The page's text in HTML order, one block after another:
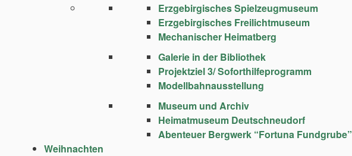
Erzgebirgisches Spielzeugmuseum
Erzgebirgisches Freilichtmuseum
Mechanischer Heimatberg
Galerie in der Bibliothek
Projektziel 3/ Soforthilfeprogramm
Modellbahnausstellung
Museum und Archiv
Heimatmuseum Deutschneudorf
Abenteuer Bergwerk “Fortuna Fundgrube”
Weihnachten